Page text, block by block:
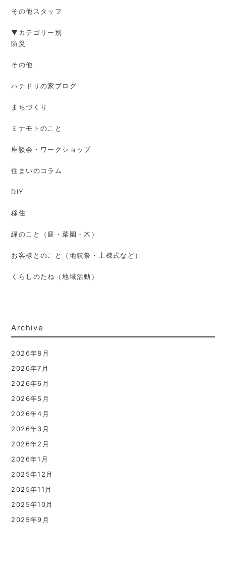
その他スタッフ
▼カテゴリー別
防災
その他
ハチドリの家ブログ
まちづくり
ミナモトのこと
座談会・ワークショップ
住まいのコラム
DIY
移住
緑のこと（庭・菜園・木）
お客様とのこと（地鎮祭・上棟式など）
くらしのたね（地域活動）
Archive
2026年8月
2026年7月
2026年6月
2026年5月
2026年4月
2026年3月
2026年2月
2026年1月
2025年12月
2025年11月
2025年10月
2025年9月